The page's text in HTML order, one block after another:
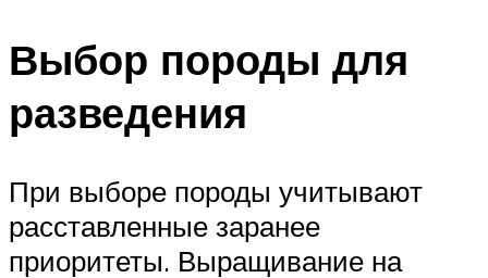
Выбор породы для
разведения
При выборе породы учитывают
расставленные заранее
приоритеты. Выращивание на